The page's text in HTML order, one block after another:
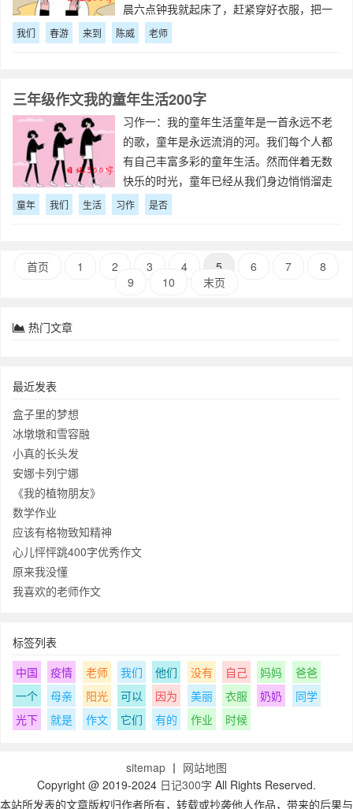
晨六点钟我就起床了，赶紧穿好衣服，把一
切准备工作都做好了。背起小书包蹦蹦跳跳
的来到学校，看到同学们个个都那么高兴。
我们 春游 来到 陈威 老师
三年级作文我的童年生活200字
习作一：我的童年生活童年是一首永远不老
的歌，童年是永远流消的河。我们每个人都
有自己丰富多彩的童年生活。然而伴着无数
快乐的时光，童年已经从我们身边悄悄溜走
了，随着时间的流逝，那些有趣的童年往
事，你还记得吗？只要翻开回忆的篇章，你
拥有一
童年 我们 生活 习作 是否
首页 1 2 3 4 5 6 7
8
9
10 末页
热门文章
最近发表
盒子里的梦想
冰墩墩和雪容融
小真的长头发
安娜卡列宁娜
《我的植物朋友》
数学作业
应该有格物致知精神
心儿怦怦跳400字优秀作文
原来我没懂
我喜欢的老师作文
标签列表
中国
疫情 老师 我们 他们 没有 自己 妈妈
爸爸
一个
母亲 阳光 可以 因为 美丽 衣服 奶奶
同学
光下
就是 作文 它们 有的 作业 时候
sitemap 丨 网站地图
Copyright @ 2019-2024 日记300字 All Rights Reserved.
本站所发表的文章版权归作者所有，转载或抄袭他人作品，带来的后果与